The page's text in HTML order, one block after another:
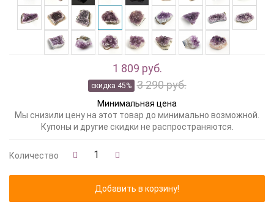
1 809 руб.
скидка 45% 3 290 руб.
Минимальная цена
Мы снизили цену на этот товар до минимально возможной.
Купоны и другие скидки не распространяются.
Количество